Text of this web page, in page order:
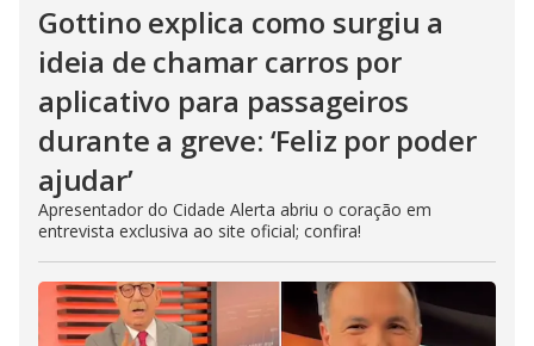
Gottino explica como surgiu a
ideia de chamar carros por
aplicativo para passageiros
durante a greve: ‘Feliz por poder
ajudar’
Apresentador do Cidade Alerta abriu o coração em
entrevista exclusiva ao site oficial; confira!